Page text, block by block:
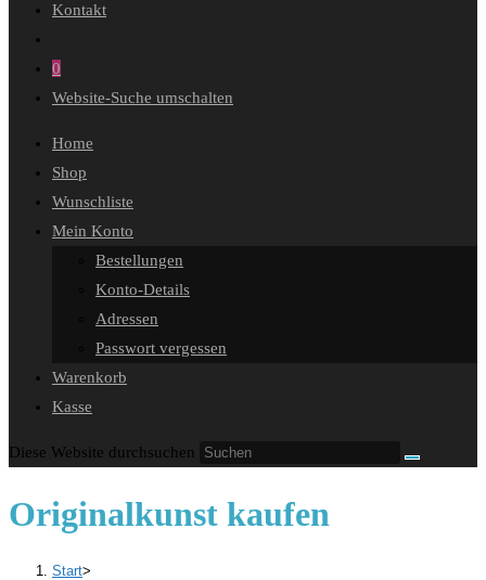
Kontakt
0
Website-Suche umschalten
Home
Shop
Wunschliste
Mein Konto
Bestellungen
Konto-Details
Adressen
Passwort vergessen
Warenkorb
Kasse
Diese Website durchsuchen
Originalkunst kaufen
Start>